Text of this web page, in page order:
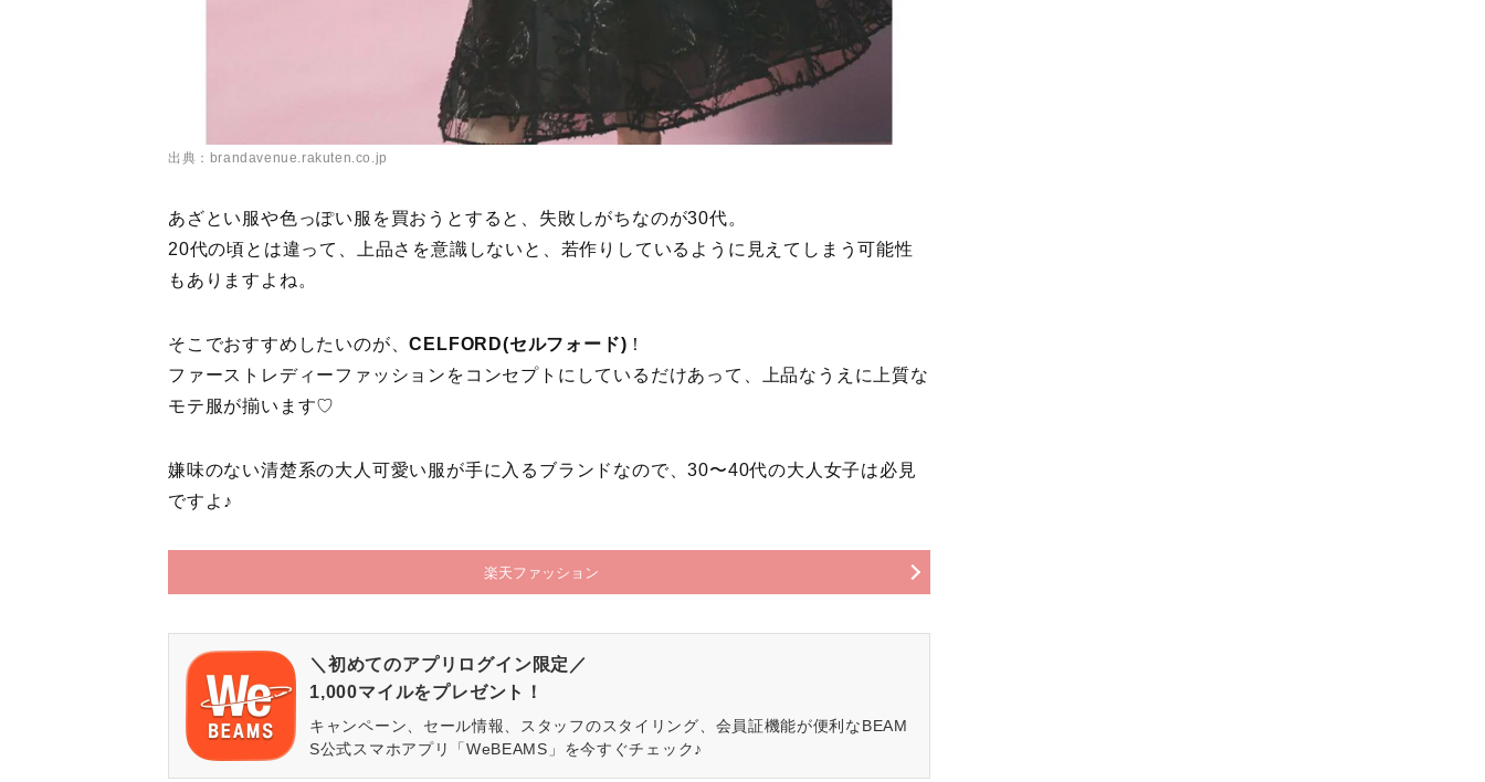
出典：brandavenue.rakuten.co.jp
あざとい服や色っぽい服を買おうとすると、失敗しがちなのが30代。
20代の頃とは違って、上品さを意識しないと、若作りしているように見えてしまう可能性
もありますよね。
そこでおすすめしたいのが、CELFORD(セルフォード) ！
ファーストレディーファッションをコンセプトにしているだけあって、上品なうえに上質な
モテ服が揃います♡
嫌味のない清楚系の大人可愛い服が手に入るブランドなので、30〜40代の大人女子は必見
ですよ♪
楽天ファッション
＼初めてのアプリログイン限定／
1,000マイルをプレゼント！
キャンペーン、セール情報、スタッフのスタイリング、会員証機能が便利なBEAM
S公式スマホアプリ「WeBEAMS」を今すぐチェック♪